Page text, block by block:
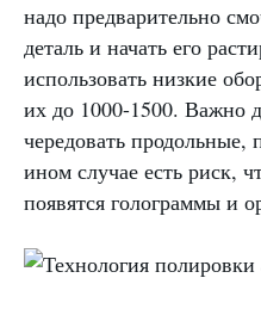
надо предварительно
деталь и начать его
использовать низкие
их до 1000-1500. Важно
чередовать
ином случае есть риск,
появятся голограммы и